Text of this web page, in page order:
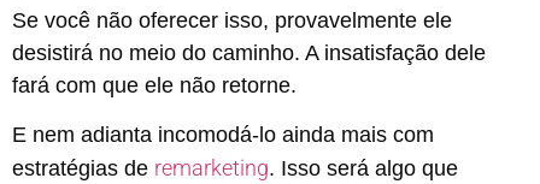
Se você não oferecer isso, provavelmente ele
desistirá no meio do caminho. A insatisfação dele
fará com que ele não retorne.
E nem adianta incomodá-lo ainda mais com
estratégias de remarketing. Isso será algo que